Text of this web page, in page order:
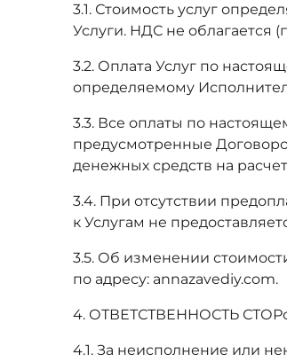
3.1. Стоимость услуг
Услуги. НДС не облагается
3.2. Оплата Услуг по
определяемому
3.3. Все оплаты по
предусмотренные
денежных средств на
3.4. При отсутствии
к Услугам не
3.5. Об изменении
по адресу: annazavediy.com.
4. ОТВЕТСТВЕННОСТЬ
4.1. За неисполнение или